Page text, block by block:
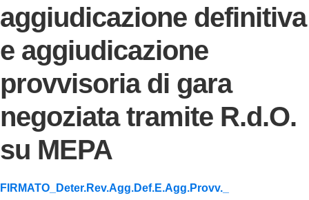
aggiudicazione definitiva
e aggiudicazione
provvisoria di gara
negoziata tramite R.d.O.
su MEPA
FIRMATO_Deter.Rev.Agg.Def.E.Agg.Provv._